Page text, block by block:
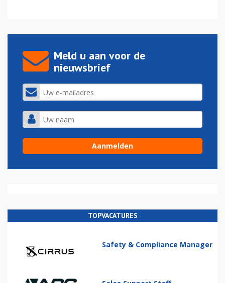
Meld u aan voor de
nieuwsbrief
TOPVACATURES
Safety & Compliance Manager